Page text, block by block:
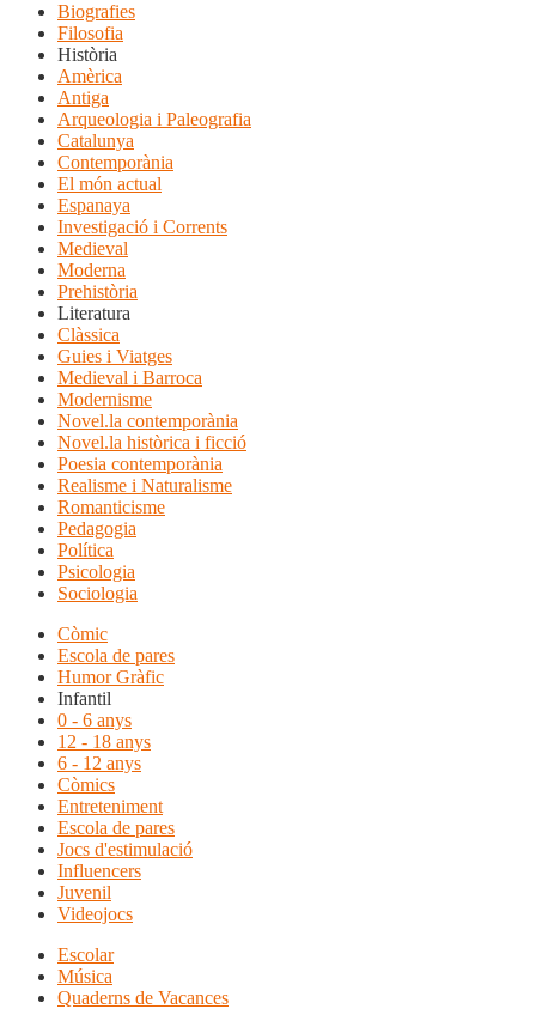
Biografies
Filosofia
Història
Amèrica
Antiga
Arqueologia i Paleografia
Catalunya
Contemporània
El món actual
Espanaya
Investigació i Corrents
Medieval
Moderna
Prehistòria
Literatura
Clàssica
Guies i Viatges
Medieval i Barroca
Modernisme
Novel.la contemporània
Novel.la històrica i ficció
Poesia contemporània
Realisme i Naturalisme
Romanticisme
Pedagogia
Política
Psicologia
Sociologia
Còmic
Escola de pares
Humor Gràfic
Infantil
0 - 6 anys
12 - 18 anys
6 - 12 anys
Còmics
Entreteniment
Escola de pares
Jocs d'estimulació
Influencers
Juvenil
Videojocs
Escolar
Música
Quaderns de Vacances